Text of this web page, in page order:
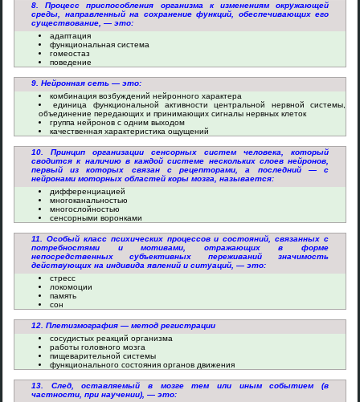
8. Процесс приспособления организма к изменениям окружающей
среды, направленный на сохранение функций, обеспечивающих его
существование, — это:
адаптация
функциональная система
гомеостаз
поведение
9. Нейронная сеть — это:
комбинация возбуждений нейронного характера
единица функциональной активности центральной нервной системы,
объединение передающих и принимающих сигналы нервных клеток
группа нейронов с одним выходом
качественная характеристика ощущений
10. Принцип организации сенсорных систем человека, который
сводится к наличию в каждой системе нескольких слоев нейронов,
первый из которых связан с рецепторами, а последний — с
нейронами моторных областей коры мозга, называется:
дифференциацией
многоканальностью
многослойностью
сенсорными воронками
11. Особый класс психических процессов и состояний, связанных с
потребностями и мотивами, отражающих в форме
непосредственных субъективных переживаний значимость
действующих на индивида явлений и ситуаций, — это:
стресс
локомоции
память
сон
12. Плетизмография — метод регистрации
сосудистых реакций организма
работы головного мозга
пищеварительной системы
функционального состояния органов движения
13. След, оставляемый в мозге тем или иным событием (в
частности, при научении), — это: